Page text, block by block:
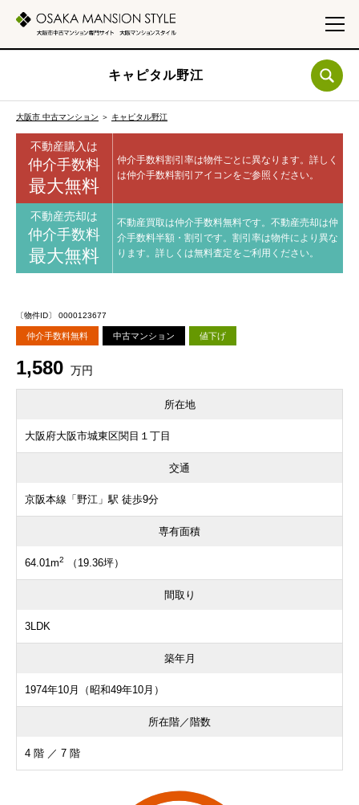
キャピタル野江
大阪市 中古マンション ＞ キャピタル野江
不動産購入は
仲介手数料
最大無料
仲介手数料割引率は物件ごとに異なります。 詳しく
は仲介手数料割引アイコンをご参照ください。
不動産売却は
仲介手数料
最大無料
不動産買取は仲介手数料無料です。 不動産売却は仲
介手数料半額・割引です。 割引率は物件により異な
ります。 詳しくは無料査定をご利用ください。
〔物件ID〕 0000123677
仲介手数料無料 中古マンション 値下げ
1,580 万円
所在地
大阪府大阪市城東区関目１丁目
交通
京阪本線「野江」駅 徒歩9分
専有面積
64.01m2 （19.36坪）
間取り
3LDK
築年月
1974年10月（昭和49年10月）
所在階／階数
4 階 ／ 7 階